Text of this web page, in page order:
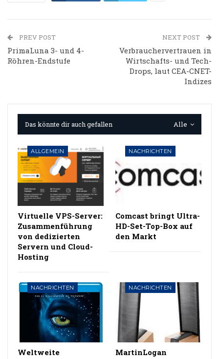
PREV POST
PrimaLuna 3- und 4-
Röhren-Endstufe
NEXT POST
Verbrauchervertrauen in
Wirtschafts- und Tech-
Drops, laut CEA-CNET-
Indizes
Alle
Das könnte dir auch gefallen
ALLGEMEIN
Virtuelle VPS-Server:
Zusammenführung
von dedizierten
Servern und Cloud-
Hosting
NACHRICHTEN
Comcast bringt Ultra-
HD-Set-Top-Box auf
den Markt
NACHRICHTEN
Weltweite
NACHRICHTEN
MartinLogan